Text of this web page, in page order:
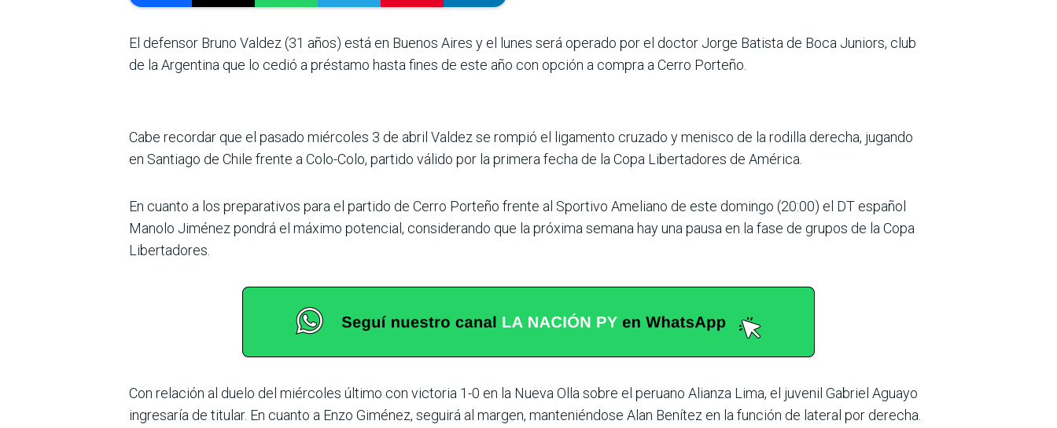
El defensor Bruno Val­dez (31 años) está en Buenos Aires y el lunes será operado por el doctor Jorge Batista de Boca Juniors, club
de la Argentina que lo cedió a préstamo hasta fines de este año con opción a compra a Cerro Porteño.
Cabe recordar que el pasado miércoles 3 de abril Valdez se rompió el ligamento cruzado y menisco de la rodilla dere­cha, jugando
en Santiago de Chile frente a Colo-Colo, partido válido por la primera fecha de la Copa Libertado­res de América.
En cuanto a los preparati­vos para el partido de Cerro Porteño frente al Sportivo Ameliano de este domingo (20:00) el DT español
Manolo Jiménez pondrá el máximo potencial, con­siderando que la próxima semana hay una pausa en la fase de grupos de la Copa
Libertadores.
Con relación al duelo del miércoles último con vic­toria 1-0 en la Nueva Olla sobre el peruano Alianza Lima, el juvenil Gabriel Aguayo
ingresaría de titu­lar. En cuanto a Enzo Gimé­nez, seguirá al margen, manteniéndose Alan Bení­tez en la función de late­ral por derecha.